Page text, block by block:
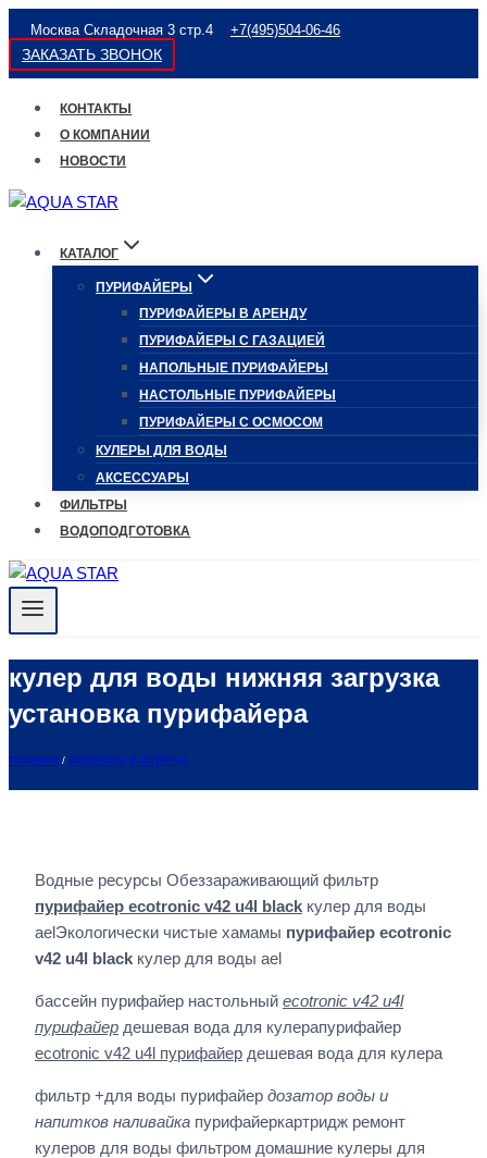
Перейти
к
содержимому
Москва Складочная 3 стр.4 +7(495)504-06-46
ЗАКАЗАТЬ ЗВОНОК
КОНТАКТЫ
О КОМПАНИИ
НОВОСТИ
КАТАЛОГ
ПУРИФАЙЕРЫ
ПУРИФАЙЕРЫ В АРЕНДУ
ПУРИФАЙЕРЫ С ГАЗАЦИЕЙ
НАПОЛЬНЫЕ ПУРИФАЙЕРЫ
НАСТОЛЬНЫЕ ПУРИФАЙЕРЫ
ПУРИФАЙЕРЫ С ОСМОСОМ
КУЛЕРЫ ДЛЯ ВОДЫ
АКСЕССУАРЫ
ФИЛЬТРЫ
ВОДОПОДГОТОВКА
кулер для воды нижняя загрузка
установка пурифайера
ГЛАВНАЯ / ВОПРОСЫ И ОТВЕТЫ
Водные ресурсы Обеззараживающий фильтр
пурифайер ecotronic v42 u4l black кулер для воды
aelЭкологически чистые хамамы пурифайер ecotronic
v42 u4l black кулер для воды ael
бассейн пурифайер настольный ecotronic v42 u4l
пурифайер дешевая вода для кулерапурифайер
ecotronic v42 u4l пурифайер дешевая вода для кулера
фильтр +для воды пурифайер дозатор воды и
напитков наливайка пурифайеркартридж ремонт
кулеров для воды фильтром домашние кулеры для